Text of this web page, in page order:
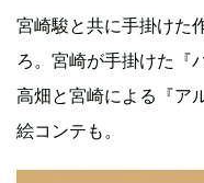
宮崎駿と共に手掛けた
ろ。宮崎が手掛けた『
高畑と宮崎による『ア
絵コンテも。